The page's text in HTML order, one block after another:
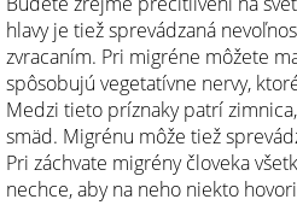
hlavy je tiež sprevádzaná
zvracaním. Pri migréne môžete
spôsobujú vegetatívne nervy,
Medzi tieto príznaky patrí
smäd. Migrénu môže tiež
Pri záchvate migrény človeka
nechce, aby na neho niekto